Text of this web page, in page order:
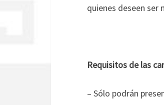
quienes deseen ser
Requisitos de las
– Sólo podrán